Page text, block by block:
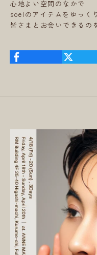
心地よい空間のなかで
soelのアイテムをゆっく
皆さまとお会いできるの